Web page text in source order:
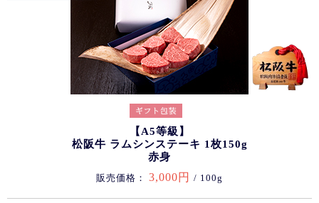
【A5等級】
松阪牛 ラムシンステーキ 1枚150g
赤身
販売価格： 3,000円 / 100g